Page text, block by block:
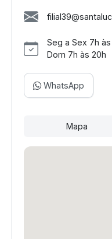
Seg a Sex 7h
Dom 7h às 20h
WhatsApp
Mapa